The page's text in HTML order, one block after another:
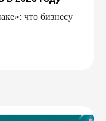
что бизнесу